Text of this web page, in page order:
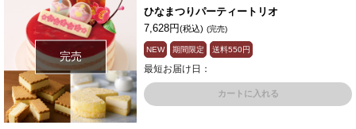
完売
ひなまつりパーティートリオ
7,628円(税込) (完売)
NEW 期間限定 送料550円
最短お届け日：
カートに入れる